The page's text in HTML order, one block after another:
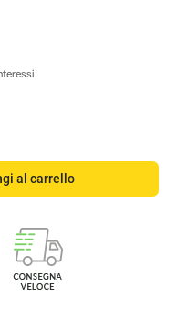
al carrello